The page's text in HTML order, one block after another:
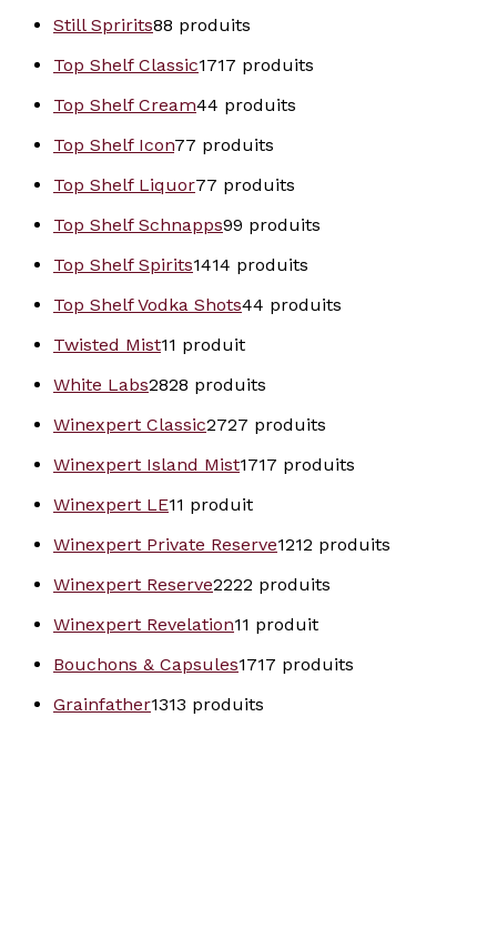
Still Spririts88 produits
Top Shelf Classic1717 produits
Top Shelf Cream44 produits
Top Shelf Icon77 produits
Top Shelf Liquor77 produits
Top Shelf Schnapps99 produits
Top Shelf Spirits1414 produits
Top Shelf Vodka Shots44 produits
Twisted Mist11 produit
White Labs2828 produits
Winexpert Classic2727 produits
Winexpert Island Mist1717 produits
Winexpert LE11 produit
Winexpert Private Reserve1212 produits
Winexpert Reserve2222 produits
Winexpert Revelation11 produit
Bouchons & Capsules1717 produits
Grainfather1313 produits